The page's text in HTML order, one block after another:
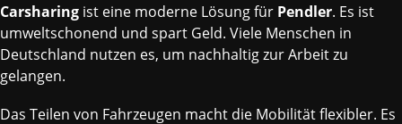
Carsharing ist eine moderne Lösung für Pendler. Es ist
umweltschonend und spart Geld. Viele Menschen in
Deutschland nutzen es, um nachhaltig zur Arbeit zu
gelangen.
Das Teilen von Fahrzeugen macht die Mobilität flexibler. Es